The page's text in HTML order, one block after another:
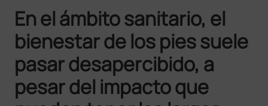
En el ámbito sanitario, el
bienestar de los pies suele
pasar desapercibido, a
pesar del impacto que